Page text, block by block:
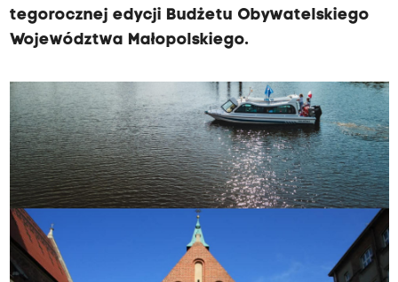
tegorocznej edycji Budżetu Obywatelskiego
Województwa Małopolskiego.